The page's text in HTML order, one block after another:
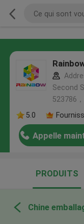
Second
523786
5.0
Appelle
PRODUITS
Chine